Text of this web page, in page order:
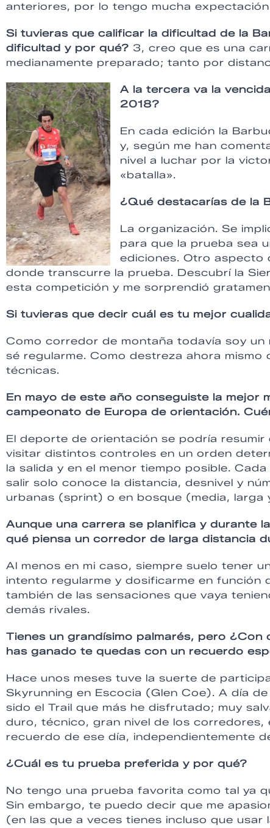
anteriores, por lo tengo mucha
Si tuvieras que calificar la dificultad de la
dificultad y por qué? 3, creo que es una
medianamente preparado; tanto por
A la tercera va la
2018?
En cada edición la
y, según me han
nivel a luchar por la
«batalla».
¿Qué destacarías de la
La organización. Se
para que la prueba sea
ediciones. Otro aspecto
donde transcurre la prueba. Descubrí la
esta competición y me sorprendió
Si tuvieras que decir cuál es tu mejor
Como corredor de montaña todavía soy
sé regularme. Como destreza ahora
técnicas.
En mayo de este año conseguiste la mejor
campeonato de Europa de orientación.
El deporte de orientación se podría
visitar distintos controles en un orden
la salida y en el menor tiempo posible.
salir solo conoce la distancia, desnivel y
urbanas (sprint) o en bosque (media, larga
Aunque una carrera se planifica y durante
qué piensa un corredor de larga distancia
Al menos en mi caso, siempre suelo tener
intento regularme y dosificarme en función
también de las sensaciones que vaya
demás rivales.
Tienes un grandísimo palmarés, pero ¿Con
has ganado te quedas con un recuerdo
Hace unos meses tuve la suerte de
Skyrunning en Escocia (Glen Coe). A día
sido el Trail que más he disfrutado; muy
duro, técnico, gran nivel de los corredores,
recuerdo de ese día, independientemente
¿Cuál es tu prueba preferida y por qué?
No tengo una prueba favorita como tal ya
Sin embargo, te puedo decir que me
(en las que a veces tienes incluso que